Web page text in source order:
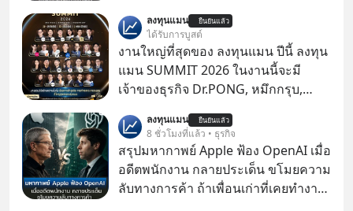
กับฤดูร้อนรุนแรงและภัยแล้งที่ยาวนาน
อย่างไม่เคยปรากฏมาก่อน ส่งผลให้
แม่น้ำหลายสายลดระดับลงสู่ระดับต่ำ
สุดเป็นประวัติการณ์ โดยเฉพาะ “แม่น้ำ
ดานูบ” ซึ่งเป็นแม่น้ำยาวอันดับสองของ
ยุโรปที่ไหลผ่าน 10 ประเทศ ที่มีปริมาณ
น้ำลดต่ำลงเป็นประวัติศาสตร์ จนเผยให้
เห็นร่องรอยทางประวัติศาสตร์ที่เคยจม
อยู่ใต้น้ำมานานหลายศตวรรษ
ลงทุนแมน ยืนยันแล้ว
ได้รับการบูสต์
งานใหญ่ที่สุดของ ลงทุนแมน ปีนี้ ลงทุน
แมน SUMMIT 2026 ในงานนี้จะมี
เจ้าของธุรกิจ Dr.PONG, หมึกกรุบ,
Fastwork, MizuMi, KARMART, อิชิตัน
มาแชร์ความรู้การสร้างธุรกิจ
ลงทุนแมน ยืนยันแล้ว
8 ชั่วโมงที่แล้ว • ธุรกิจ
สรุปมหากาพย์ Apple ฟ้อง OpenAI เมื่อ
อดีตพนักงาน กลายประเด็น ขโมยความ
ลับทางการค้า ถ้าเพื่อนเก่าที่เคยทำงาน